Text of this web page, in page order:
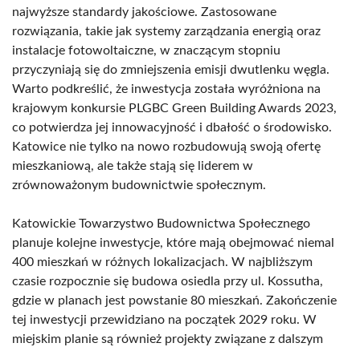
najwyższe standardy jakościowe. Zastosowane
rozwiązania, takie jak systemy zarządzania energią oraz
instalacje fotowoltaiczne, w znaczącym stopniu
przyczyniają się do zmniejszenia emisji dwutlenku węgla.
Warto podkreślić, że inwestycja została wyróżniona na
krajowym konkursie PLGBC Green Building Awards 2023,
co potwierdza jej innowacyjność i dbałość o środowisko.
Katowice nie tylko na nowo rozbudowują swoją ofertę
mieszkaniową, ale także stają się liderem w
zrównoważonym budownictwie społecznym.
Katowickie Towarzystwo Budownictwa Społecznego
planuje kolejne inwestycje, które mają obejmować niemal
400 mieszkań w różnych lokalizacjach. W najbliższym
czasie rozpocznie się budowa osiedla przy ul. Kossutha,
gdzie w planach jest powstanie 80 mieszkań. Zakończenie
tej inwestycji przewidziano na początek 2029 roku. W
miejskim planie są również projekty związane z dalszym